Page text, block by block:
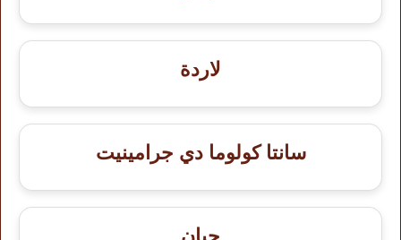
لاردة
سانتا كولوما دي جرامينيت